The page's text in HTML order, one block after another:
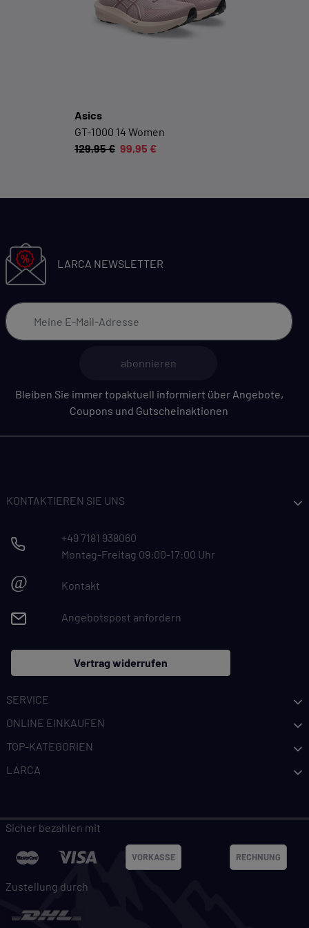
Cookie-Informationen anzeigen
Asics
GT-1000 14 Women
129,95 € 99,95 €
LARCA NEWSLETTER
abonnieren
Bleiben Sie immer topaktuell informiert über Angebote,
Coupons und Gutscheinaktionen
KONTAKTIEREN SIE UNS
+49 7181 938060
Montag-Freitag 09:00-17:00 Uhr
@ Kontakt
Angebotspost anfordern
Vertrag widerrufen
SERVICE
ONLINE EINKAUFEN
TOP-KATEGORIEN
LARCA
Sicher bezahlen mit
VORKASSE RECHNUNG
Zustellung durch